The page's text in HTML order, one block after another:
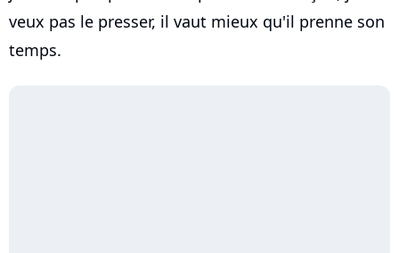
veux pas le presser, il vaut mieux qu'il prenne son
temps.